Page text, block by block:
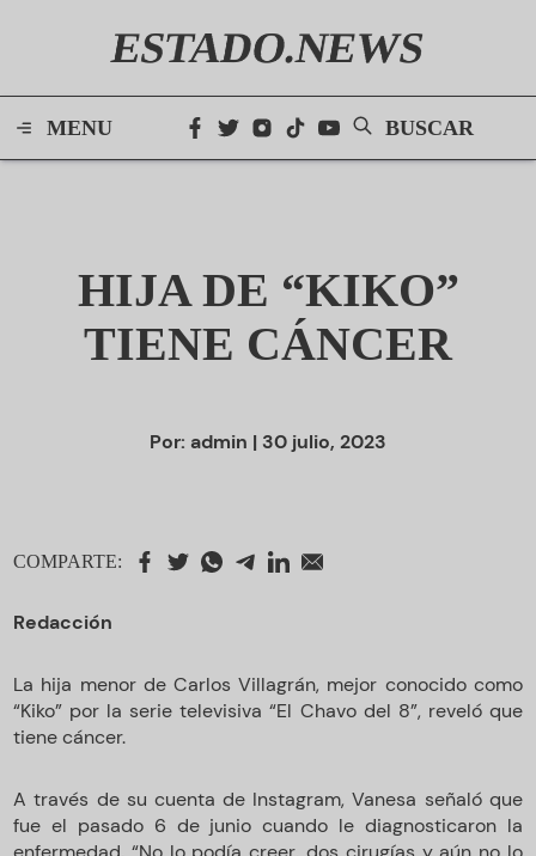
ESTADO.NEWS
MENU BUSCAR
HIJA DE “KIKO”
TIENE CÁNCER
Por: admin | 30 julio, 2023
COMPARTE:
Redacción
La hija menor de Carlos Villagrán, mejor conocido como
“Kiko” por la serie televisiva “El Chavo del 8”, reveló que
tiene cáncer.
A través de su cuenta de Instagram, Vanesa señaló que
fue el pasado 6 de junio cuando le diagnosticaron la